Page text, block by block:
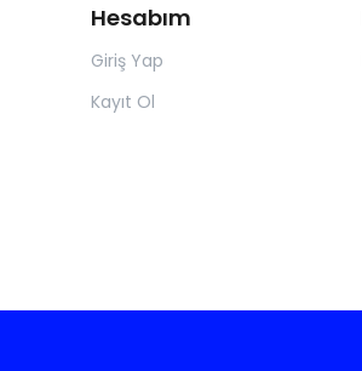
Hesabım
Giriş Yap
Kayıt Ol